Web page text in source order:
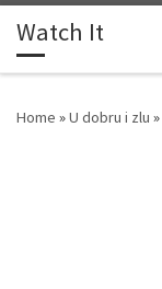
Skip to content
Watch It
Home »U dobru i zlu »